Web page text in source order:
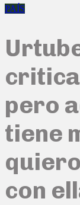
PAÍS
pero
tiene
con